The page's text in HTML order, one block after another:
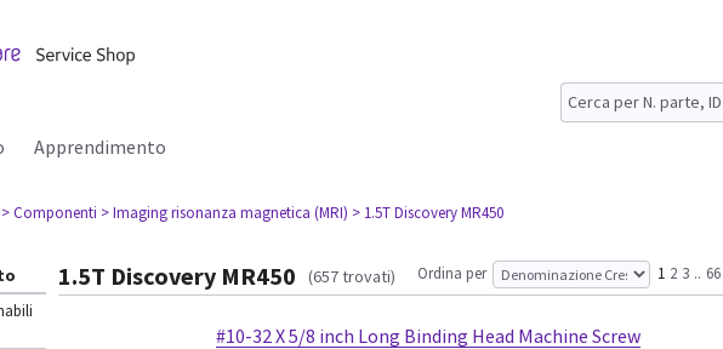
Apprendimento
> Componenti > Imaging risonanza magnetica (MRI) > 1.5T Discovery MR450
1.5T Discovery MR450 (657 trovati) Ordina per 1 2 3 .. 66
#10-32 X 5/8 inch Long Binding Head Machine Screw